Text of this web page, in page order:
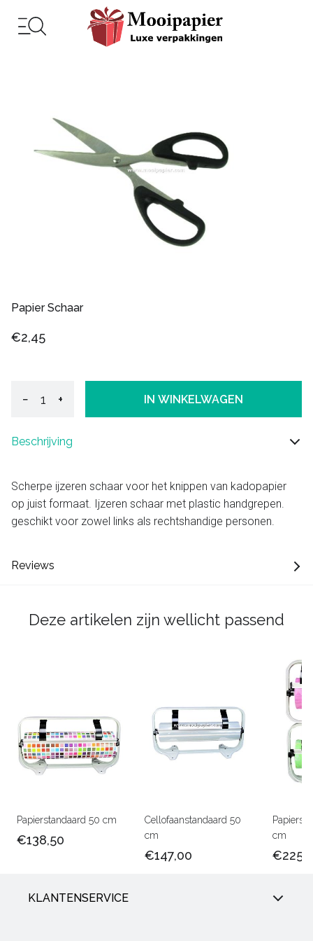
Papier Schaar
€2,45
− + IN WINKELWAGEN
Beschrijving
Scherpe ijzeren schaar voor het knippen van kadopapier
op juist formaat. Ijzeren schaar met plastic handgrepen.
geschikt voor zowel links als rechtshandige personen.
Reviews
Deze artikelen zijn wellicht passend
Papierstandaard 50 cm
€138,50
Cellofaanstandaard 50
cm
€147,00
cm
KLANTENSERVICE